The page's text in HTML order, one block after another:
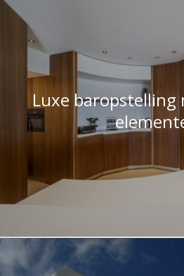
Luxe baropstelling